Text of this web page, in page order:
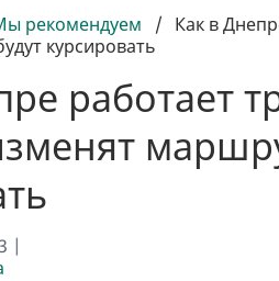
рекомендуем / Как в
курсировать
работает
|